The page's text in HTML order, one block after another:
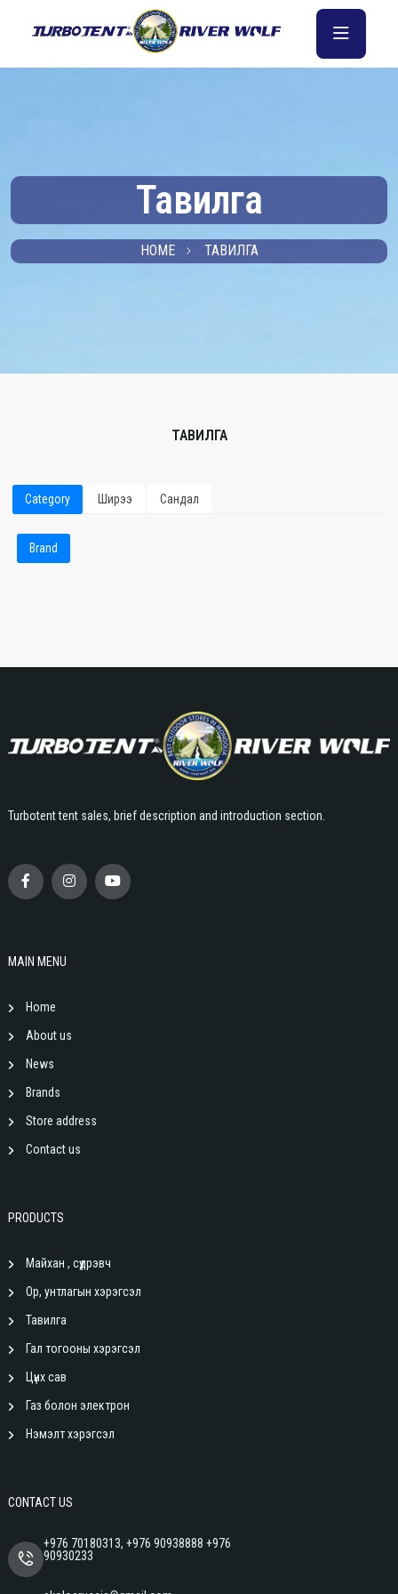
Тавилга
HOME ТАВИЛГА
ТАВИЛГА
Category Ширээ Сандал
Brand
Turbotent tent sales, brief description and introduction section.
MAIN MENU
Home
About us
News
Brands
Store address
Contact us
PRODUCTS
Майхан , сүүдрэвч
Ор, унтлагын хэрэгсэл
Тавилга
Гал тогооны хэрэгсэл
Цүнх сав
Газ болон электрон
Нэмэлт хэрэгсэл
CONTACT US
+976 70180313, +976 90938888 +976
90930233